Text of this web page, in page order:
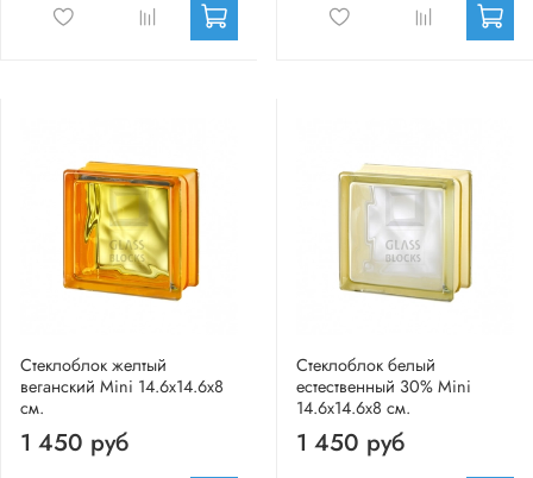
Стеклоблок желтый
веганский Mini 14.6x14.6x8
см.
1 450 руб
Стеклоблок белый
естественный 30% Mini
14.6x14.6x8 см.
1 450 руб